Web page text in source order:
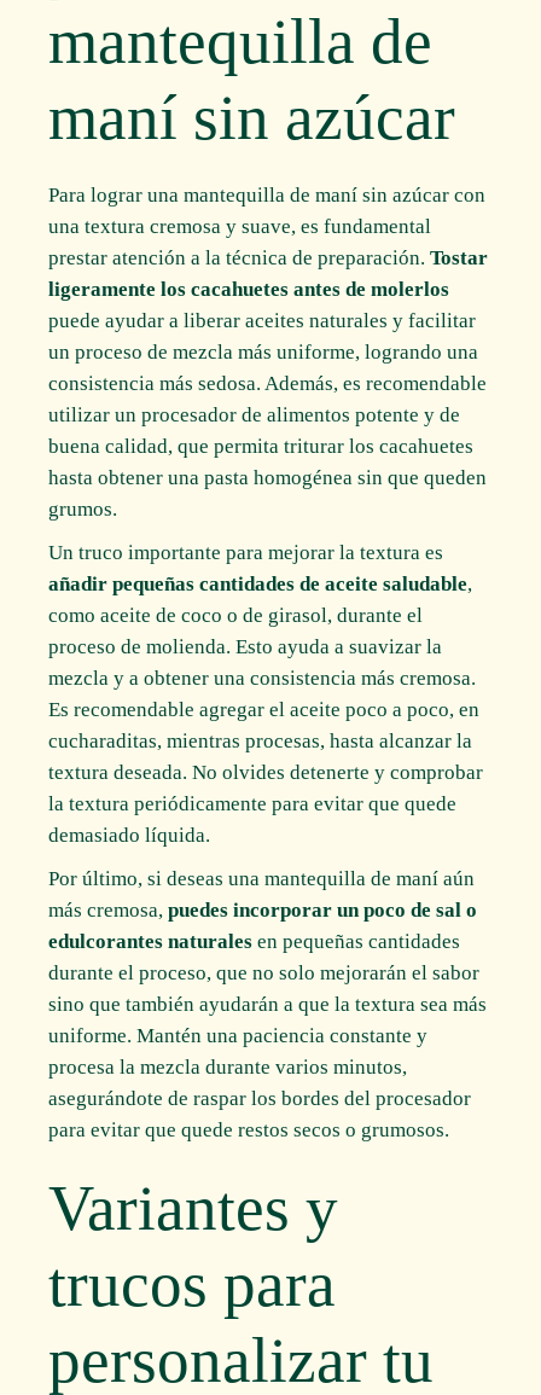
mantequilla de
maní sin azúcar
Para lograr una mantequilla de maní sin azúcar con
una textura cremosa y suave, es fundamental
prestar atención a la técnica de preparación.Tostar
ligeramente los cacahuetes antes de molerlos
puede ayudar a liberar aceites naturales y facilitar
un proceso de mezcla más uniforme, logrando una
consistencia más sedosa. Además, es recomendable
utilizar un procesador de alimentos potente y de
buena calidad, que permita triturar los cacahuetes
hasta obtener una pasta homogénea sin que queden
grumos.
Un truco importante para mejorar la textura es
añadir pequeñas cantidades de aceite saludable,
como aceite de coco o de girasol, durante el
proceso de molienda. Esto ayuda a suavizar la
mezcla y a obtener una consistencia más cremosa.
Es recomendable agregar el aceite poco a poco, en
cucharaditas, mientras procesas, hasta alcanzar la
textura deseada. No olvides detenerte y comprobar
la textura periódicamente para evitar que quede
demasiado líquida.
Por último, si deseas una mantequilla de maní aún
más cremosa,puedes incorporar un poco de sal o
edulcorantes naturales en pequeñas cantidades
durante el proceso, que no solo mejorarán el sabor
sino que también ayudarán a que la textura sea más
uniforme. Mantén una paciencia constante y
procesa la mezcla durante varios minutos,
asegurándote de raspar los bordes del procesador
para evitar que quede restos secos o grumosos.
Variantes y
trucos para
personalizar tu